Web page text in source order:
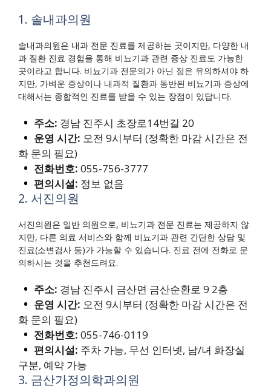
1. 솔내과의원
솔내과의원은 내과 전문 진료를 제공하는 곳이지만, 다양한 내
과 질환 진료 경험을 통해 비뇨기과 관련 증상 진료도 가능한
곳이라고 합니다. 비뇨기과 전문의가 아닌 점은 유의하셔야 하
지만, 가벼운 증상이나 내과적 질환과 동반된 비뇨기과 증상에
대해서는 종합적인 진료를 받을 수 있는 장점이 있답니다.
주소: 경남 진주시 초장로14번길 20
운영 시간: 오전 9시부터 (정확한 마감 시간은 전
화 문의 필요)
전화번호: 055-756-3777
편의시설: 정보 없음
2. 서진의원
서진의원은 일반 의원으로, 비뇨기과 전문 진료는 제공하지 않
지만, 다른 의료 서비스와 함께 비뇨기과 관련 간단한 상담 및
진료(소변검사 등)가 가능할 수 있습니다. 진료 전에 전화로 문
의하시는 것을 추천드려요.
주소: 경남 진주시 금산면 금산순환로 9 2층
운영 시간: 오전 9시부터 (정확한 마감 시간은 전
화 문의 필요)
전화번호: 055-746-0119
편의시설: 주차 가능, 무선 인터넷, 남/녀 화장실
구분, 예약 가능
3. 금산가정의학과의원